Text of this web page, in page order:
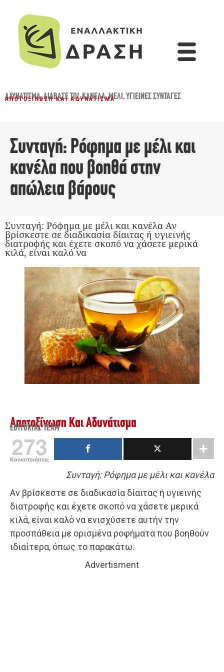
ΑΔΥΝΆΤΙΣΜΑ,ΔΙΆΒΑΣΈ ΤΟ!,ΚΑΝΈΛΑ,ΜΈΛΙ,ΥΓΙΕΙΝΈΣ ΣΥΝΤΑΓΈΣ
ΑΠΟΤΟΞΊΝΩΣΗ ΚΑΙ ΑΔΥΝΆΤΙΣΜΑ
Συνταγή: Ρόφημα με μέλι και
κανέλα που βοηθά στην
απώλεια βάρους
Συνταγή: Ρόφημα με μέλι και κανέλα Αν
βρίσκεστε σε διαδικασία δίαιτας ή υγιεινής
διατροφής και έχετε σκοπό να χάσετε μερικά
κιλά, είναι καλό να
Αποτοξίνωση Και Αδυνάτισμα
EDITORIAL TEAM
273
Κοινοποιήσεις
Συνταγή: Ρόφημα με μέλι και κανέλα
Αν βρίσκεστε σε διαδικασία δίαιτας ή υγιεινής
διατροφής και έχετε σκοπό να χάσετε μερικά
κιλά, είναι καλό να ενισχύσετε αυτήν την
προσπάθεια με ορισμένα ροφήματα που βοηθούν
ιδιαίτερα, όπως το παρακάτω.
Advertisment